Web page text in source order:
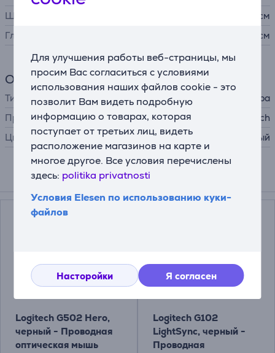
Для улучшения работы веб-страницы, мы
просим Вас согласиться с условиями
использования наших файлов cookie - это
позволит Вам видеть подробную
информацию о товарах, которая
поступает от третьих лиц, видеть
расположение магазинов на карте и
многое другое. Все условия перечислены
здесь: politika privatnosti
Условия Elesen по использованию куки-
файлов
Насторойки Я согласен
Ширина
43,5 см
Глубина
12,7 см
Общий параметр
Тип устройства
проводная клавиатура
Производитель
Logitech
Цвет
черный
Подходящие товары
Logitech G502 Hero,
черный - Проводная
оптическая мышь
Logitech G102
LightSync, черный -
Проводная